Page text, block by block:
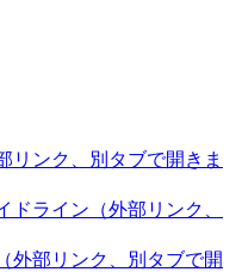
リンク、別タブで開きま
ドライン （外部リンク、
（外部リンク、別タブで開